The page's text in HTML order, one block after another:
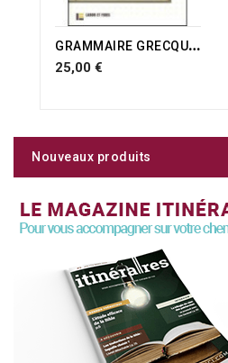
RUPTURE DE STOCK G
RAMMAIRE GRECQUE DU NOUVEAU TESTAMENT
25,00 €
Nouveaux produits